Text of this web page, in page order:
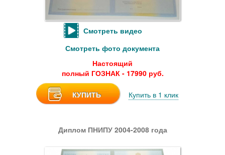
Смотреть видео
Смотреть фото документа
Настоящий
полный ГОЗНАК - 17990 руб.
КУПИТЬ Купить в 1 клик
Диплом ПНИПУ 2004-2008 года